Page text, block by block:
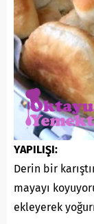
YAPILIŞI:
Derin bir
mayayı
ekleyerek